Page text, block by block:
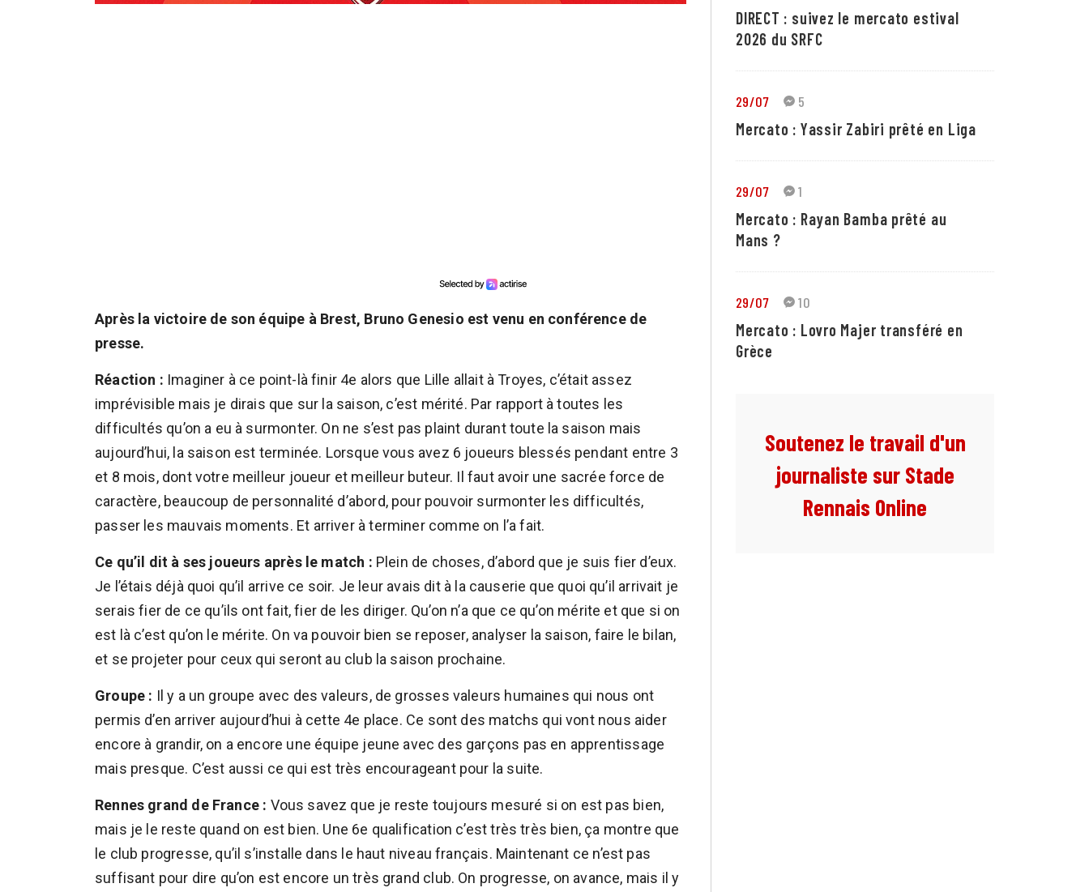
Après la victoire de son équipe à Brest, Bruno Genesio est venu en conférence de
presse.
Réaction : Imaginer à ce point-là finir 4e alors que Lille allait à Troyes, c’était assez
imprévisible mais je dirais que sur la saison, c’est mérité. Par rapport à toutes les
difficultés qu’on a eu à surmonter. On ne s’est pas plaint durant toute la saison mais
aujourd’hui, la saison est terminée. Lorsque vous avez 6 joueurs blessés pendant entre 3
et 8 mois, dont votre meilleur joueur et meilleur buteur. Il faut avoir une sacrée force de
caractère, beaucoup de personnalité d’abord, pour pouvoir surmonter les difficultés,
passer les mauvais moments. Et arriver à terminer comme on l’a fait.
Ce qu’il dit à ses joueurs après le match : Plein de choses, d’abord que je suis fier d’eux.
Je l’étais déjà quoi qu’il arrive ce soir. Je leur avais dit à la causerie que quoi qu’il arrivait je
serais fier de ce qu’ils ont fait, fier de les diriger. Qu’on n’a que ce qu’on mérite et que si on
est là c’est qu’on le mérite. On va pouvoir bien se reposer, analyser la saison, faire le bilan,
et se projeter pour ceux qui seront au club la saison prochaine.
Groupe : Il y a un groupe avec des valeurs, de grosses valeurs humaines qui nous ont
permis d’en arriver aujourd’hui à cette 4e place. Ce sont des matchs qui vont nous aider
encore à grandir, on a encore une équipe jeune avec des garçons pas en apprentissage
mais presque. C’est aussi ce qui est très encourageant pour la suite.
Rennes grand de France : Vous savez que je reste toujours mesuré si on est pas bien,
mais je le reste quand on est bien. Une 6e qualification c’est très très bien, ça montre que
le club progresse, qu’il s’installe dans le haut niveau français. Maintenant ce n’est pas
suffisant pour dire qu’on est encore un très grand club. On progresse, on avance, mais il y
DIRECT : suivez le mercato estival
2026 du SRFC
29/07 5
Mercato : Yassir Zabiri prêté en Liga
29/07 1
Mercato : Rayan Bamba prêté au
Mans ?
29/07 10
Mercato : Lovro Majer transféré en
Grèce
Soutenez le travail d'un
journaliste sur Stade
Rennais Online